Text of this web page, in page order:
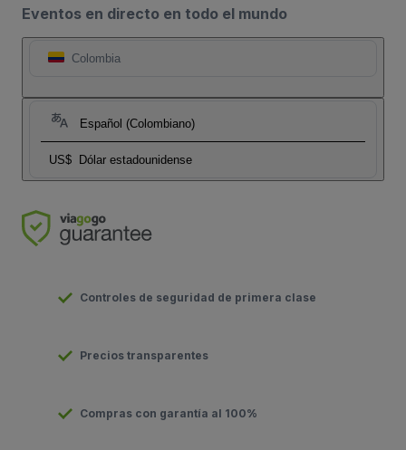
Eventos en directo en todo el mundo
Colombia
Español (Colombiano)
US$ Dólar estadounidense
Controles de seguridad de primera clase
Precios transparentes
Compras con garantía al 100%